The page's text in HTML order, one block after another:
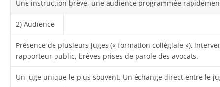
Une instruction brève, une audience programmée
2) Audience
Présence de plusieurs juges (« formation collégiale »),
rapporteur public, brèves prises de parole des avocats.
Un juge unique le plus souvent. Un échange direct entre le